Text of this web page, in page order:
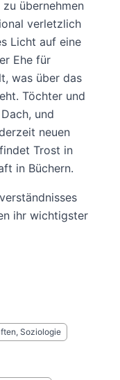
übernehmen
verletzlich
Licht auf eine
Ehe für
was über das
Töchter und
und
neuen
Trost in
in Büchern.
ihr wichtigster
Soziologie